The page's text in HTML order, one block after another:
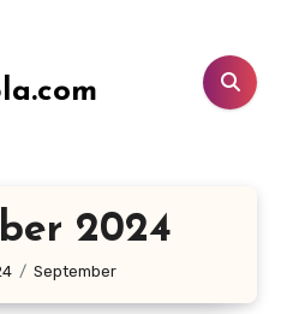
2024
September